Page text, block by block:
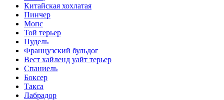
Китайская хохлатая
Пинчер
Мопс
Той терьер
Пудель
Французский бульдог
Вест хайленд уайт терьер
Спаниель
Боксер
Такса
Лабрадор